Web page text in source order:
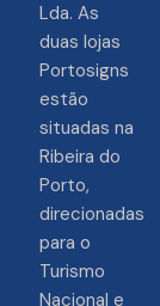
Lda. As
duas lojas
Portosigns
estão
situadas na
Ribeira do
Porto,
direcionadas
para o
Turismo
Nacional e